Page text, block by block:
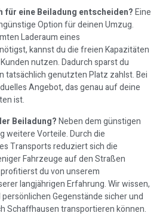
eine Beiladung entscheiden?Eine
Option für deinen Umzug.
Laderaum eines
kannst du die freien Kapazitäten
nutzen. Dadurch sparst du
tatsächlich genutzten Platz zahlst. Bei
Angebot, das genau auf deine
ist.
Beiladung?Neben dem günstigen
weitere Vorteile. Durch die
Transports reduziert sich die
Fahrzeuge auf den Straßen
du von unserem
langjährigen Erfahrung. Wir wissen,
Gegenstände sicher und
Schaffhausen transportieren können.